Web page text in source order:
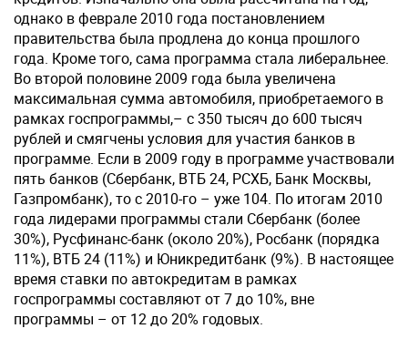
однако в феврале 2010 года постановлением
правительства была продлена до конца прошлого
года. Кроме того, сама программа стала либеральнее.
Во второй половине 2009 года была увеличена
максимальная сумма автомобиля, приобретаемого в
рамках госпрограммы,– с 350 тысяч до 600 тысяч
рублей и смягчены условия для участия банков в
программе. Если в 2009 году в программе участвовали
пять банков (Сбербанк, ВТБ 24, РСХБ, Банк Москвы,
Газпромбанк), то с 2010-го – уже 104. По итогам 2010
года лидерами программы стали Сбербанк (более
30%), Русфинанс-банк (около 20%), Росбанк (порядка
11%), ВТБ 24 (11%) и Юникредитбанк (9%). В настоящее
время ставки по автокредитам в рамках
госпрограммы составляют от 7 до 10%, вне
программы – от 12 до 20% годовых.